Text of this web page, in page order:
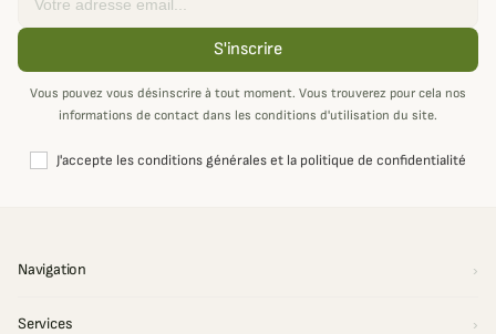
S'inscrire
Vous pouvez vous désinscrire à tout moment. Vous trouverez pour cela nos
informations de contact dans les conditions d'utilisation du site.
J'accepte les conditions générales et la politique de confidentialité
Navigation
Services